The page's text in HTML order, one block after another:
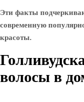
Эти факты
современную
красоты.
волосы в